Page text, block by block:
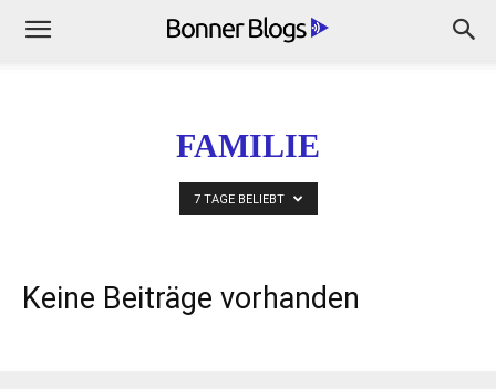
FAMILIE
7 TAGE BELIEBT
Keine Beiträge vorhanden